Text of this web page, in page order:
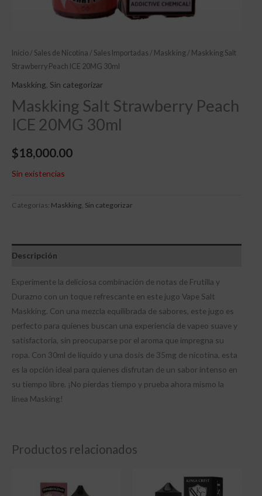
Inicio/ Sales de Nicotina / Sales Importadas / Maskking/ Maskking Salt
Strawberry Peach ICE 20MG 30ml
Maskking Sin categorizar
Maskking Salt Strawberry Peach
ICE 20MG 30ml
$18,000.00
Sin existencias
Categorías: Maskking, Sin categorizar
Descripción
Experimente la deliciosa combinación de notas de Frutilla y
Durazno con un toque refrescante en este jugo Vape Salt
Maskking. Con una mezcla equilibrada de sabores, este jugo es
perfecto para quienes buscan una experiencia de vapeo suave y
satisfactoria, sin preocuparse por el aroma que impregna su
ropa. Con 30ml de líquido y una dosis de 35mg de nicotina, esta
es la opción ideal para quienes disfrutan de un sabor intenso en
su tiempo libre. ¡No pierdas tiempo y prueba ahora mismo la
línea Masking!
Productos relacionados